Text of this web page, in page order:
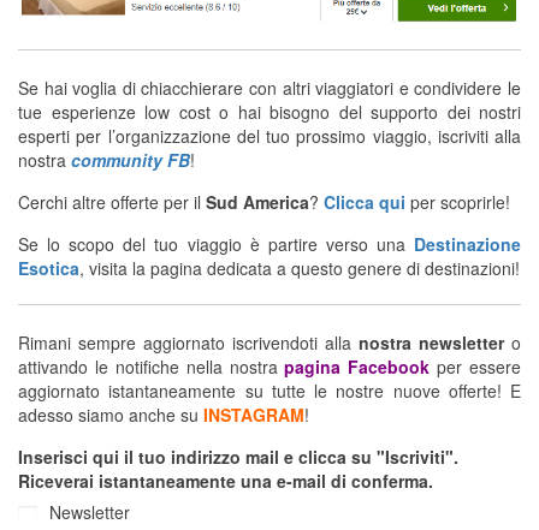
Se hai voglia di chiacchierare con altri viaggiatori e condividere le
tue esperienze low cost o hai bisogno del supporto dei nostri
esperti per l’organizzazione del tuo prossimo viaggio, iscriviti alla
nostra community FB!
Cerchi altre offerte per il Sud America? Clicca qui per scoprirle!
Se lo scopo del tuo viaggio è partire verso una Destinazione
Esotica, visita la pagina dedicata a questo genere di destinazioni!
Rimani sempre aggiornato iscrivendoti alla nostra newslettero
attivando le notifiche nella nostra pagina Facebookper essere
aggiornato istantaneamente su tutte le nostre nuove offerte! E
adesso siamo anche su INSTAGRAM!
Inserisci qui il tuo indirizzo mail e clicca su "Iscriviti".
Riceverai istantaneamente una e-mail di conferma.
Newsletter